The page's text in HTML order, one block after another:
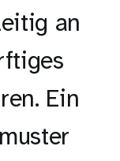
an
Ein